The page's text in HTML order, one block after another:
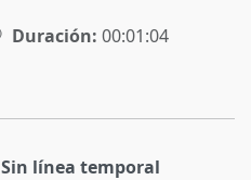
Duración: 00:01:04
Sin línea temporal